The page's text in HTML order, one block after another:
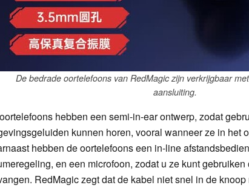
De bedrade oortelefoons van RedMagic zijn verkrijgbaar
aansluiting.
hebben een semi-in-ear ontwerp, zodat
kunnen horen, vooral wanneer ze in het
hebben de oortelefoons een in-line
en een microfoon, zodat u ze kunt
RedMagic zegt dat de kabel niet snel in de knoop